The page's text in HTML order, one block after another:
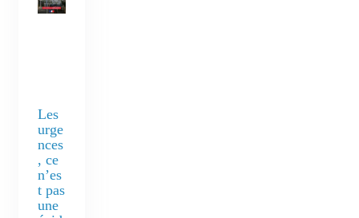
Les
urge
nces
, ce
n’es
t pas
une